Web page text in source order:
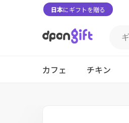
日本にギフトを贈る
カフェ チキン